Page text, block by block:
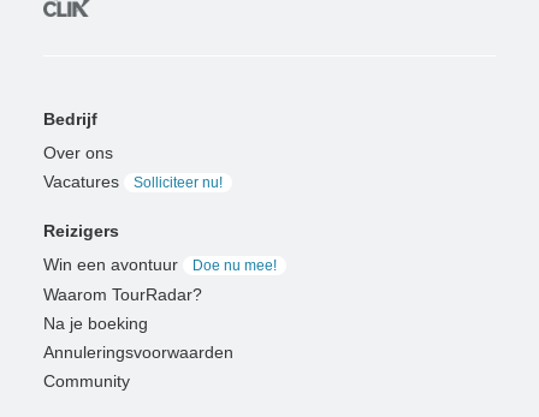
Bedrijf
Over ons
Vacatures
Solliciteer nu!
Reizigers
Win een avontuur
Doe nu mee!
Waarom TourRadar?
Na je boeking
Annuleringsvoorwaarden
Community